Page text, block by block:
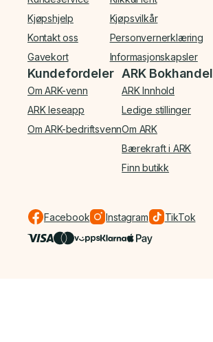
Kjøpshjelp
Kontakt oss
Gavekort
Kjøpsvilkår
Personvernerklæring
Informasjonskapsler
Kundefordeler
Om ARK-venn
ARK leseapp
Om ARK-bedriftsvenn
ARK Bokhandel
ARK Innhold
Ledige stillinger
Om ARK
Bærekraft i ARK
Finn butikk
Facebook Instagram TikTok